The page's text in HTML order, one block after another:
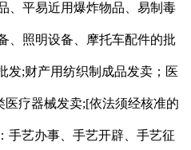
、平易近用爆炸物品、易制毒
、照明设备、摩托车配件的批
发;财产用纺织制成品发卖；医
疗器械发卖;[依法须经核准的
手艺办事、手艺开辟、手艺征